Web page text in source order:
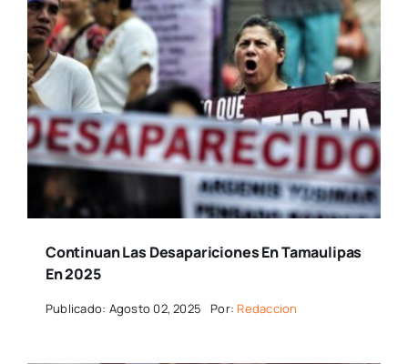
Continuan Las Desapariciones En Tamaulipas
En 2025
Publicado: Agosto 02, 2025 Por: Redaccion